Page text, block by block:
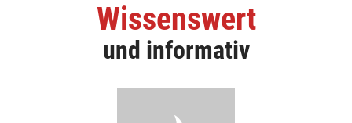
Wissenswert
und informativ